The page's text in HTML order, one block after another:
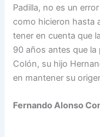
Padilla, no es un
como hicieron hasta
tener en cuenta que
90 años antes que
Colón, su hijo
en mantener su
Fernando Alonso